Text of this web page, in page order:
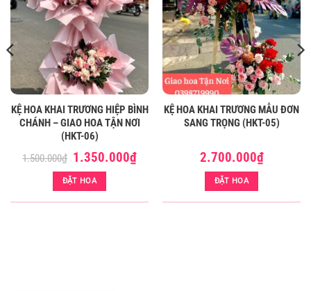
KỆ HOA KHAI TRƯƠNG HIỆP BÌNH
CHÁNH – GIAO HOA TẬN NƠI
(HKT-06)
1.500.000₫ Giá
gốc
là:
1.500.000₫.
1.350.000₫Giá
hiện
ĐẶT HOA
KỆ HOA KHAI TRƯƠNG MẪU ĐƠN
SANG TRỌNG (HKT-05)
2.700.000₫
ĐẶT HOA